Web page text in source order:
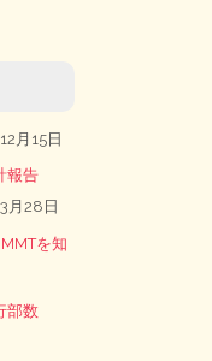
月15日
報告
月28日
を知
部数